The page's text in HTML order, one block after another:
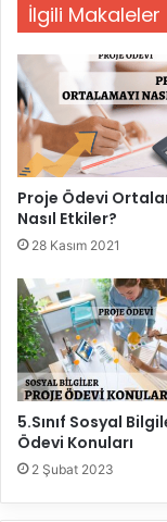
İlgili Makaleler
Proje Ödevi
Nasıl Etkiler?
28 Kasım 2021
5.Sınıf Sosyal
Ödevi Konuları
2 Şubat 2023